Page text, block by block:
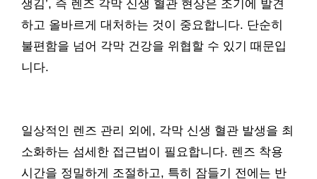
생김’, 즉 렌즈 각막 신생 혈관 현상은 조기에 발견
하고 올바르게 대처하는 것이 중요합니다. 단순히
불편함을 넘어 각막 건강을 위협할 수 있기 때문입
니다.
일상적인 렌즈 관리 외에, 각막 신생 혈관 발생을 최
소화하는 섬세한 접근법이 필요합니다. 렌즈 착용
시간을 정밀하게 조절하고, 특히 잠들기 전에는 반